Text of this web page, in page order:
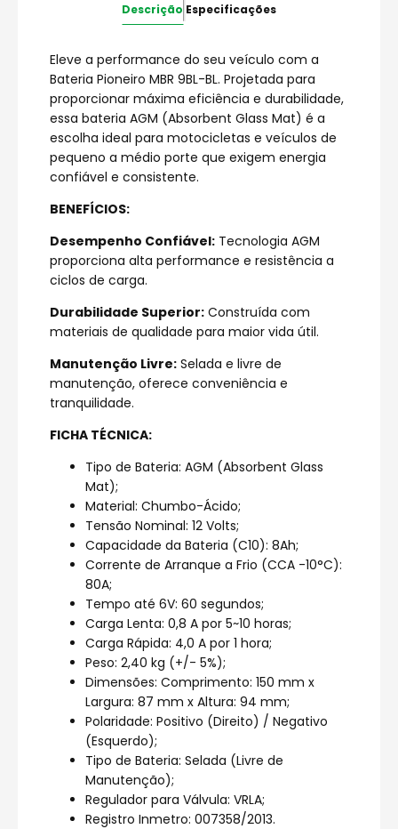
Descrição Especificações
Eleve a performance do seu veículo com a
Bateria Pioneiro MBR 9BL-BL. Projetada para
proporcionar máxima eficiência e durabilidade,
essa bateria AGM (Absorbent Glass Mat) é a
escolha ideal para motocicletas e veículos de
pequeno a médio porte que exigem energia
confiável e consistente.
BENEFÍCIOS:
Desempenho Confiável: Tecnologia AGM
proporciona alta performance e resistência a
ciclos de carga.
Durabilidade Superior: Construída com
materiais de qualidade para maior vida útil.
Manutenção Livre: Selada e livre de
manutenção, oferece conveniência e
tranquilidade.
FICHA TÉCNICA:
Tipo de Bateria: AGM (Absorbent Glass
Mat);
Material: Chumbo-Ácido;
Tensão Nominal: 12 Volts;
Capacidade da Bateria (C10): 8Ah;
Corrente de Arranque a Frio (CCA -10°C):
80A;
Tempo até 6V: 60 segundos;
Carga Lenta: 0,8 A por 5~10 horas;
Carga Rápida: 4,0 A por 1 hora;
Peso: 2,40 kg (+/- 5%);
Dimensões: Comprimento: 150 mm x
Largura: 87 mm x Altura: 94 mm;
Polaridade: Positivo (Direito) / Negativo
(Esquerdo);
Tipo de Bateria: Selada (Livre de
Manutenção);
Regulador para Válvula: VRLA;
Registro Inmetro: 007358/2013.